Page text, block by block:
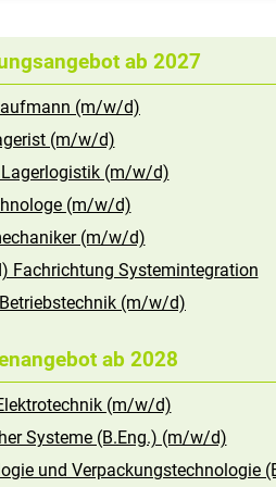
ab 2027
(m/w/d)
(m/w/d)
(m/w/d)
(m/w/d)
(m/w/d)
Fachrichtung Systemintegration
(m/w/d)
ab 2028
(m/w/d)
Systeme (B.Eng.) (m/w/d)
und Verpackungstechnologie